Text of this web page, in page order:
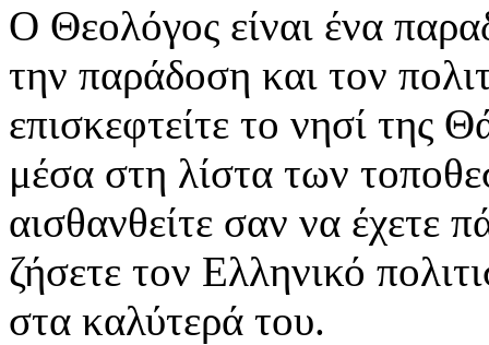
Ο Θεολόγος είναι ένα
την παράδοση και τον
επισκεφτείτε το νησί της
μέσα στη λίστα των
αισθανθείτε σαν να έχετε
ζήσετε τον Ελληνικό
στα καλύτερά του.